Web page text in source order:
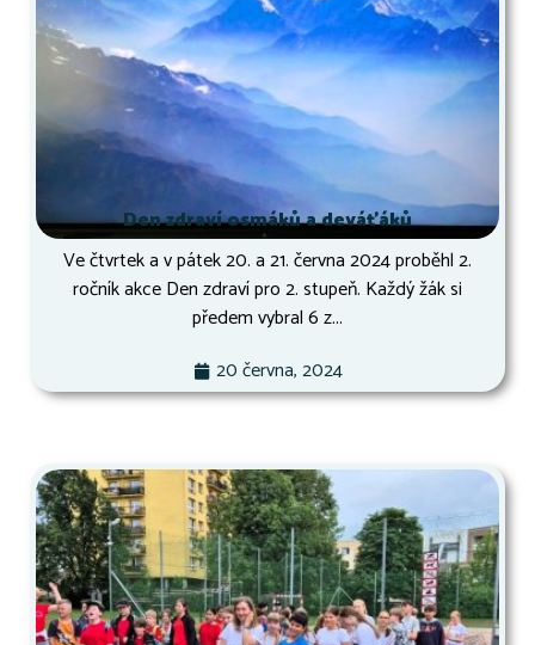
Den zdraví osmáků a deváťáků
Ve čtvrtek a v pátek 20. a 21. června 2024 proběhl 2.
ročník akce Den zdraví pro 2. stupeň. Každý žák si
předem vybral 6 z...
20 června, 2024